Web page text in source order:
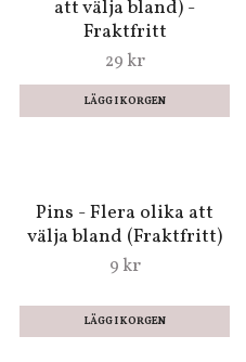
LÄGG I KORGEN
Vackra fjärilar - Rosa -
Fraktfritt
29 kr